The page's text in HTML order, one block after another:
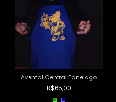
Avental Central Panelaço
R$65,00